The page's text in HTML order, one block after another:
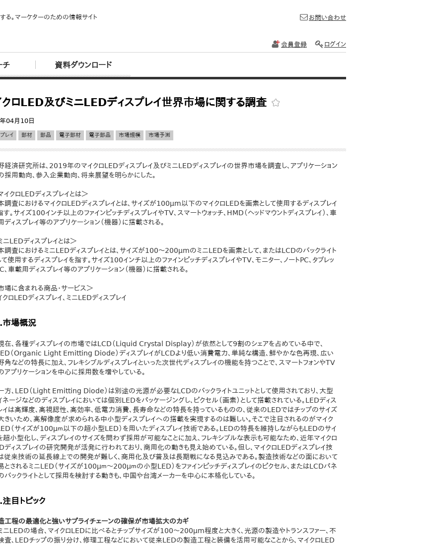
る。マーケターのための情報サイト
チ 資料ダウンロード
お問い合わせ
会員登録 ログイン
クロLED及びミニLEDディスプレイ世界市場に関する調査
04月10日
レイ 部材 部品 電子部材 電子部品 市場規模 市場予測
経済研究所は、2019年のマイクロLEDディスプレイ及びミニLEDディスプレイの世界市場を調査し、アプリケーション
採用動向、参入企業動向、将来展望を明らかにした。
イクロLEDディスプレイとは＞
査におけるマイクロLEDディスプレイとは、サイズが100μm以下のマイクロLEDを画素として使用するディスプレイ
す。サイズ100インチ以上のファインピッチディスプレイやTV、スマートウォッチ、HMD（ヘッドマウントディスプレイ）、車
ディスプレイ等のアプリケーション（機器）に搭載される。
ニLEDディスプレイとは＞
査におけるミニLEDディスプレイとは、サイズが100～200μmのミニLEDを画素として、またはLCDのバックライト
て使用するディスプレイを指す。サイズ100インチ以上のファインピッチディスプレイやTV、モニター、ノートPC、タブレッ
、車載用ディスプレイ等のアプリケーション（機器）に搭載される。
場に含まれる商品・サービス＞
クロLEDディスプレイ、ミニLEDディスプレイ
市場概況
、各種ディスプレイの市場ではLCD（Liquid Crystal Display）が依然として9割のシェアを占めている中で、
（Organic Light Emitting Diode）ディスプレイがLCDより低い消費電力、単純な構造、鮮やかな色再現、広い
角などの特長に加え、フレキシブルディスプレイといった次世代ディスプレイの機能を持つことで、スマートフォンやTV
アプリケーションを中心に採用数を増やしている。
、LED（Light Emitting Diode）は別途の光源が必要なLCDのバックライトユニットとして使用されており、大型
ネージなどのディスプレイにおいては個別LEDをパッケージングし、ピクセル（画素）として搭載されている。LEDディス
イは高輝度、高視認性、高効率、低電力消費、長寿命などの特長を持っているものの、従来のLEDではチップのサイズ
きいため、高解像度が求められる中小型ディスプレイへの搭載を実現するのは難しい。そこで注目されるのがマイク
（サイズが100μｍ以下の超小型LED）を用いたディスプレイ技術である。LEDの特長を維持しながらもLEDのサイ
超小型化し、ディスプレイのサイズを問わず採用が可能なことに加え、フレキシブルな表示も可能なため、近年マイクロ
ディスプレイの研究開発が活発に行われており、商用化の動きも見え始めている。但し、マイクロLEDディスプレイ技
従来技術の延長線上での開発が難しく、商用化及び普及は長期戦になる見込みである。製造技術などの面において
とされるミニLED（サイズが100μｍ～200μｍの小型LED）をファインピッチディスプレイのピクセル、またはLCDパネ
バックライトとして採用を検討する動きも、中国や台湾メーカーを中心に本格化している。
目トピック
工程の最適化と強いサプライチェーンの確保が市場拡大のカギ
LEDの場合、マイクロLEDに比べるとチップサイズが100～200μm程度と大きく、光源の製造やトランスファー、不
査、LEDチップの振り分け、修理工程などにおいて従来LEDの製造工程と装備を活用可能なことから、マイクロLED